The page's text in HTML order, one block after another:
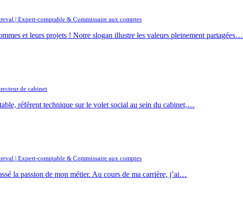
| Expert-comptable & Commissaire aux comptes
et leurs projets ! Notre slogan illustre les valeurs pleinement partagées…
de cabinet
référent technique sur le volet social au sein du cabinet,…
| Expert-comptable & Commissaire aux comptes
la passion de mon métier. Au cours de ma carrière, j’ai…